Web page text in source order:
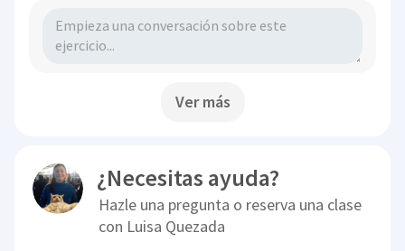
Ver más
¿Necesitas ayuda?
Hazle una pregunta o reserva una clase
con Luisa Quezada